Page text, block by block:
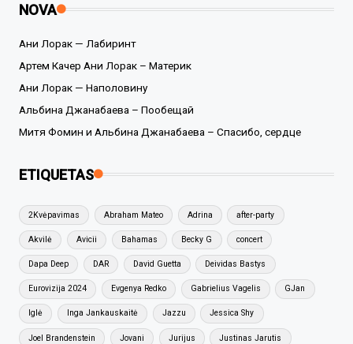
NOVA
Ани Лорак — Лабиринт
Артем Качер Ани Лорак – Материк
Ани Лорак — Наполовину
Альбина Джанабаева – Пообещай
Митя Фомин и Альбина Джанабаева – Спасибо, сердце
ETIQUETAS
2Kvėpavimas Abraham Mateo Adrina after-party
Akvilė Avicii Bahamas Becky G concert
Dapa Deep DAR David Guetta Deividas Bastys
Eurovizija 2024 Evgenya Redko Gabrielius Vagelis GJan
Iglė Inga Jankauskaitė Jazzu Jessica Shy
Joel Brandenstein Jovani Jurijus Justinas Jarutis